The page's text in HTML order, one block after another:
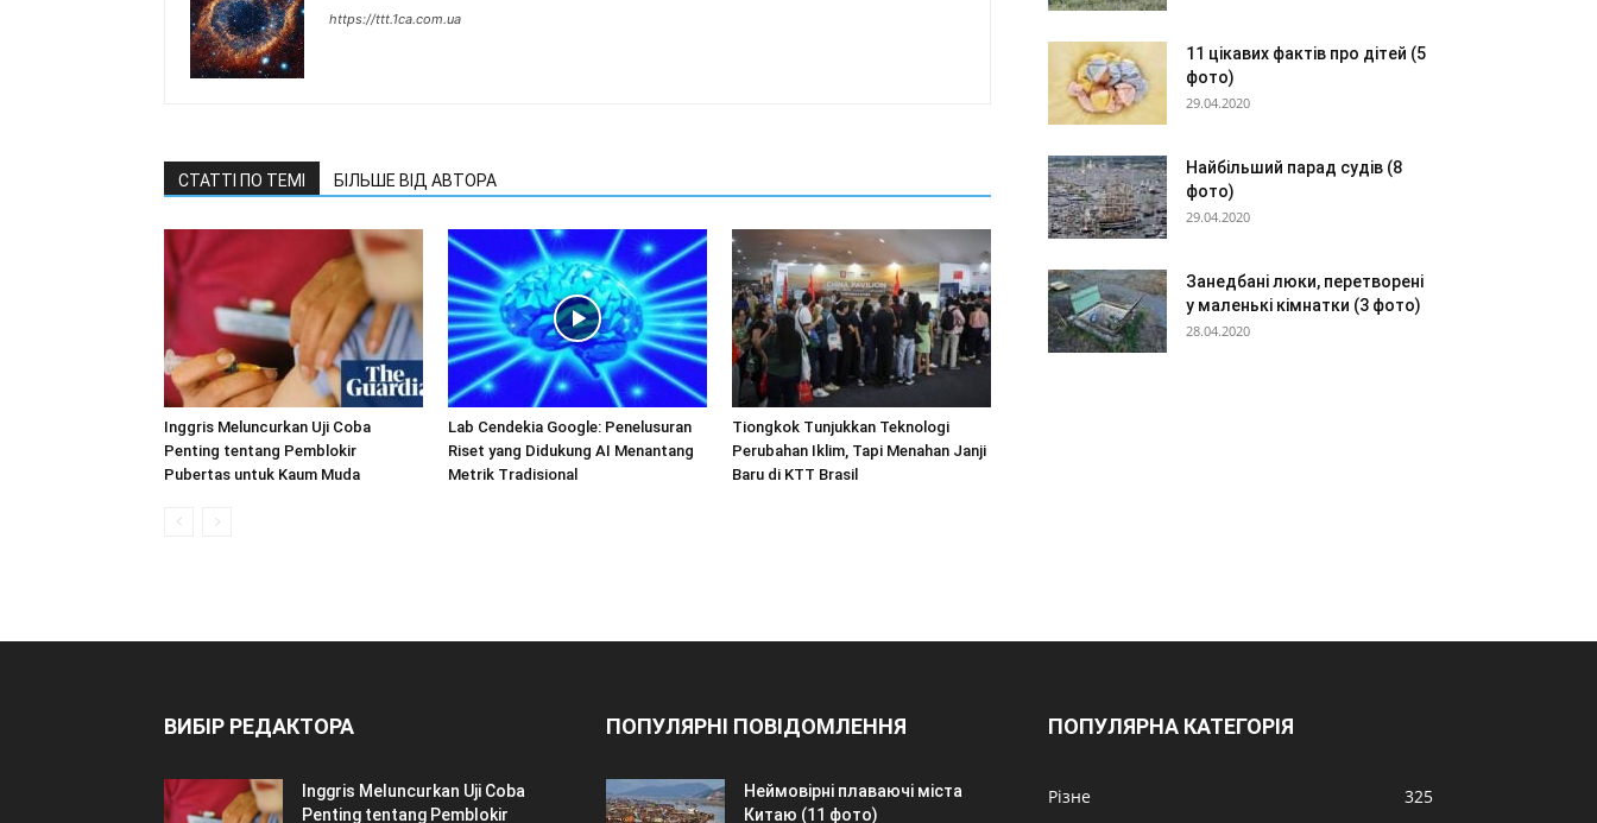
https://ttt.1ca.com.ua
СТАТТІ ПО ТЕМІ БІЛЬШЕ ВІД АВТОРА
Inggris Meluncurkan Uji Coba
Penting tentang Pemblokir
Pubertas untuk Kaum Muda
Lab Cendekia Google: Penelusuran
Riset yang Didukung AI Menantang
Metrik Tradisional
Tiongkok Tunjukkan Teknologi
Perubahan Iklim, Tapi Menahan Janji
Baru di KTT Brasil
11 цікавих фактів про дітей (5
фото)
29.04.2020
Найбільший парад судів (8
фото)
29.04.2020
Занедбані люки, перетворені
у маленькі кімнатки (3 фото)
28.04.2020
ВИБІР РЕДАКТОРА
Inggris Meluncurkan Uji Coba
Penting tentang Pemblokir
ПОПУЛЯРНІ ПОВІДОМЛЕННЯ
Неймовірні плаваючі міста
Китаю (11 фото)
ПОПУЛЯРНА КАТЕГОРІЯ
Різне
325